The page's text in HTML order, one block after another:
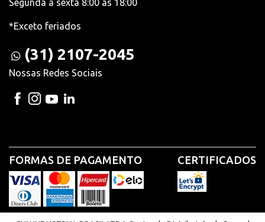
Segunda à sexta 8:00 às 18:00
*Exceto feriados
(31) 2107-2045
Nossas Redes Sociais
FORMAS DE PAGAMENTO CERTIFICADOS